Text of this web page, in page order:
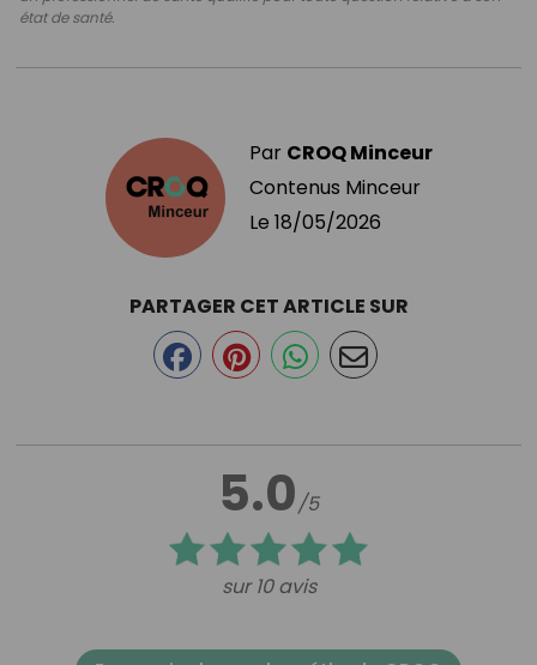
état de santé.
Par CROQ Minceur
Contenus Minceur
Le 18/05/2026
5.0/5
sur 10 avis
PARTAGER CET ARTICLE SUR